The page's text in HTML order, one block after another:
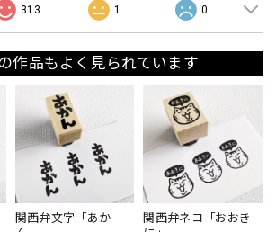
313 1 0
作品もよく見られています
関西弁文字「あか
関西弁ネコ「おおき